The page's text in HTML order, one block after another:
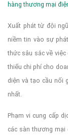
hàng thương mại
Xuất phát từ đội
niềm tin vào sự
thức sâu sắc về
thiểu chi phí cho
diện và tạo cầu nối
nhất.
Phạm vi cung cấp
các sàn thương mại